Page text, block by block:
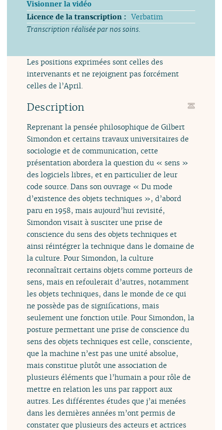
Visionner la vidéo
Licence de la transcription : Verbatim
Transcription réalisée par nos soins.
Les positions exprimées sont celles des
intervenants et ne rejoignent pas forcément
celles de l’April.
Description
Reprenant la pensée philosophique de Gilbert
Simondon et certains travaux universitaires de
sociologie et de communication, cette
présentation abordera la question du « sens »
des logiciels libres, et en particulier de leur
code source. Dans son ouvrage « Du mode
d’existence des objets techniques », d’abord
paru en 1958, mais aujourd’hui revisité,
Simondon visait à susciter une prise de
conscience du sens des objets techniques et
ainsi réintégrer la technique dans le domaine de
la culture. Pour Simondon, la culture
reconnaîtrait certains objets comme porteurs de
sens, mais en refoulerait d’autres, notamment
les objets techniques, dans le monde de ce qui
ne possède pas de significations, mais
seulement une fonction utile. Pour Simondon, la
posture permettant une prise de conscience du
sens des objets techniques est celle, consciente,
que la machine n’est pas une unité absolue,
mais constitue plutôt une association de
plusieurs éléments que l’humain a pour rôle de
mettre en relation les uns par rapport aux
autres. Les différentes études que j’ai menées
dans les dernières années m’ont permis de
constater que plusieurs des acteurs et actrices